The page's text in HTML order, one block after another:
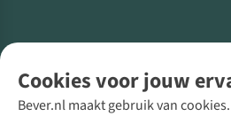
Cookies voor jouw
Bever.nl maakt gebruik van